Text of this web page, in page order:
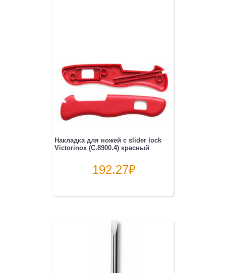
Накладка для ножей с slider lock
Victorinox (C.8900.4) красный
192.27₽